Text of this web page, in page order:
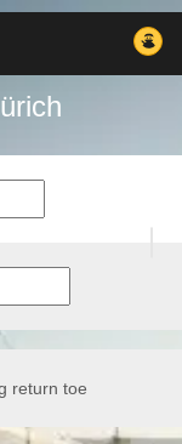
return toe